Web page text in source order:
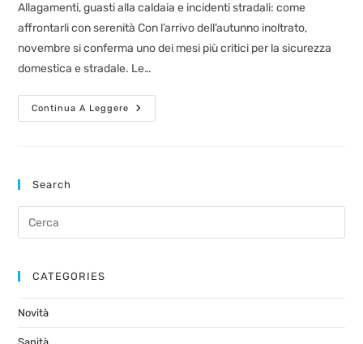
Allagamenti, guasti alla caldaia e incidenti stradali: come
affrontarli con serenità Con l’arrivo dell’autunno inoltrato,
novembre si conferma uno dei mesi più critici per la sicurezza
domestica e stradale. Le…
Continua A Leggere
Search
CATEGORIES
Novità